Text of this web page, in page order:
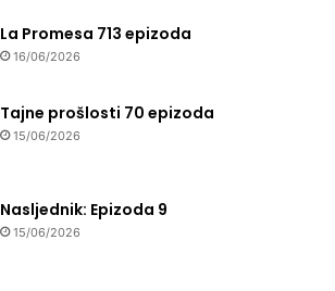
La Promesa 713 epizoda
16/06/2026
Tajne prošlosti 70 epizoda
15/06/2026
Nasljednik: Epizoda 9
15/06/2026